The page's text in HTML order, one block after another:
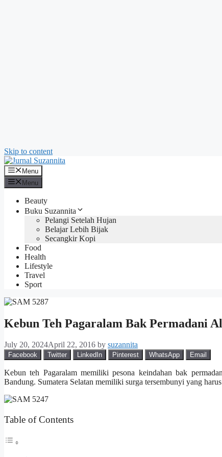
Skip to content
Menu
Menu
Beauty
Buku Suzannita
Pelangi Setelah Hujan
Belajar Lebih Bijak
Secangkir Kopi
Food
Health
Lifestyle
Travel
Sport
Kebun Teh Pagaralam Bak Permadani
July 20, 2024April 22, 2016 by suzannita
Facebook Twitter LinkedIn Pinterest WhatsApp Email
Kebun teh Pagaralam memiliki pesona keindahan bak
Bandung. Sumatera Selatan memiliki surga tersembunyi yang
Table of Contents